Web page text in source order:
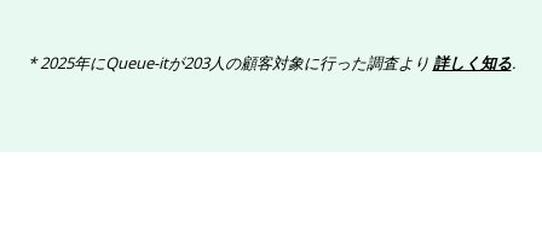
* 2025年にQueue-itが203人の顧客対象に行った調査より 詳しく知る.